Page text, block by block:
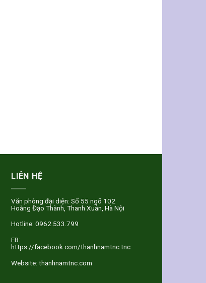
LIÊN HỆ
Văn phòng đại diện: Số 55 ngõ 102
Hoàng Đạo Thành, Thanh Xuân, Hà Nội
Hotline: 0962.533.799
FB:
https://facebook.com/thanhnamtnc.tnc
Website: thanhnamtnc.com